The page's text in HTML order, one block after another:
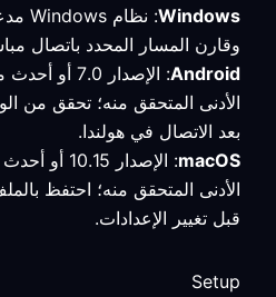
Windows
وقارن المسار المحدد باتصال
Android
الأدنى المتحقق منه؛ تحقق من
بعد الاتصال في هولندا.
macOS
الأدنى المتحقق منه؛ احتفظ
قبل تغيير الإعدادات.
Setup